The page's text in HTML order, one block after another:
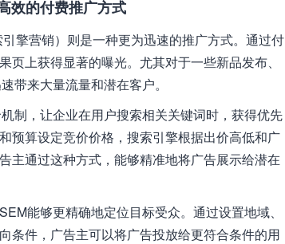
效的付费推广方式
擎营销）则是一种更为迅速的推广方式。通过付
页上获得显著的曝光。尤其对于一些新品发布、
带来大量流量和潜在客户。
制，让企业在用户搜索相关关键词时，获得优先
预算设定竞价价格，搜索引擎根据出价高低和广
主通过这种方式，能够精准地将广告展示给潜在
能够更精确地定位目标受众。通过设置地域、
条件，广告主可以将广告投放给更符合条件的用